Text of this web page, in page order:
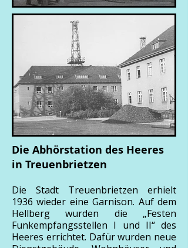
Die Abhörstation des Heeres
in Treuenbrietzen
Die Stadt Treuenbrietzen erhielt
1936 wieder eine Garnison. Auf dem
Hellberg wurden die „Festen
Funkempfangsstellen I und II“ des
Heeres errichtet. Dafür wurden neue